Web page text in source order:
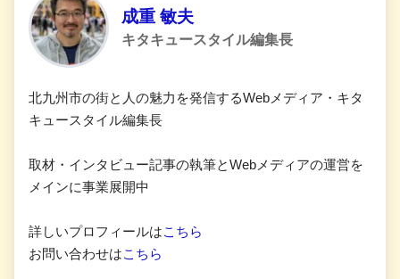
成重 敏夫
キタキュースタイル編集長
北九州市の街と人の魅力を発信するWebメディア・キタ
キュースタイル編集長
取材・インタビュー記事の執筆とWebメディアの運営を
メインに事業展開中
詳しいプロフィールはこちら
お問い合わせはこちら